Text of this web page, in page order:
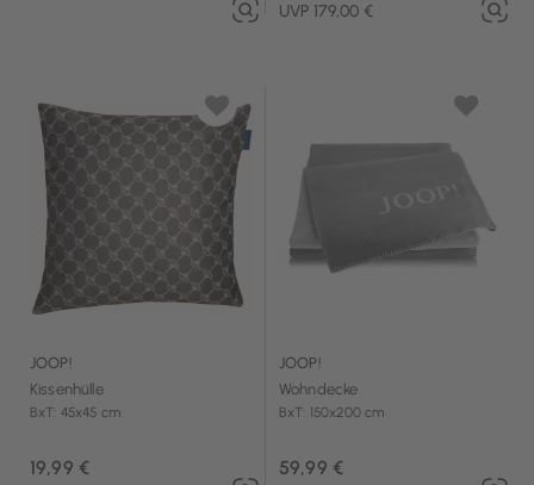
UVP 179,00 €
JOOP!
Kissenhülle
BxT: 45x45 cm
19,99 €
JOOP!
Wohndecke
BxT: 150x200 cm
59,99 €